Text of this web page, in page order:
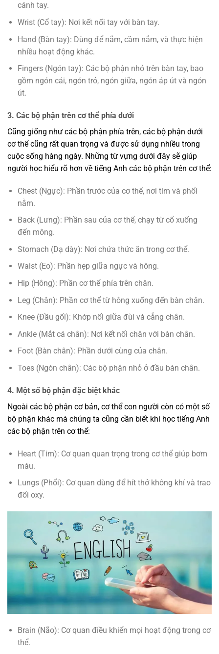
cánh tay.
Wrist (Cổ tay): Nơi kết nối tay với bàn tay.
Hand (Bàn tay): Dùng để nắm, cầm nắm, và thực hiện
nhiều hoạt động khác.
Fingers (Ngón tay): Các bộ phận nhỏ trên bàn tay, bao
gồm ngón cái, ngón trỏ, ngón giữa, ngón áp út và ngón
út.
3. Các bộ phận trên cơ thể phía dưới
Cũng giống như các bộ phận phía trên, các bộ phận dưới
cơ thể cũng rất quan trọng và được sử dụng nhiều trong
cuộc sống hàng ngày. Những từ vựng dưới đây sẽ giúp
người học hiểu rõ hơn về tiếng Anh các bộ phận trên cơ thể:
Chest (Ngực): Phần trước của cơ thể, nơi tim và phổi
nằm.
Back (Lưng): Phần sau của cơ thể, chạy từ cổ xuống
đến mông.
Stomach (Dạ dày): Nơi chứa thức ăn trong cơ thể.
Waist (Eo): Phần hẹp giữa ngực và hông.
Hip (Hông): Phần cơ thể phía trên chân.
Leg (Chân): Phần cơ thể từ hông xuống đến bàn chân.
Knee (Đầu gối): Khớp nối giữa đùi và cẳng chân.
Ankle (Mắt cá chân): Nơi kết nối chân với bàn chân.
Foot (Bàn chân): Phần dưới cùng của chân.
Toes (Ngón chân): Các bộ phận nhỏ ở đầu bàn chân.
4. Một số bộ phận đặc biệt khác
Ngoài các bộ phận cơ bản, cơ thể con người còn có một số
bộ phận khác mà chúng ta cũng cần biết khi học tiếng Anh
các bộ phận trên cơ thể:
Heart (Tim): Cơ quan quan trọng trong cơ thể giúp bơm
máu.
Lungs (Phổi): Cơ quan dùng để hít thở không khí và trao
đổi oxy.
Brain (Não): Cơ quan điều khiển mọi hoạt động trong cơ
thể.